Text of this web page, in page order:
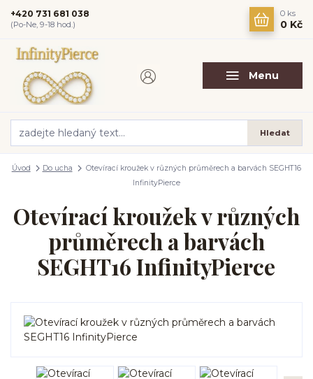
Menu
Hledat
+420 731 681 038
(Po-Ne, 9-18 hod.)
0 ks
0 Kč
Úvod Do ucha
Otevírací kroužek v různých průměrech a barvách SEGHT16
InfinityPierce
Otevírací kroužek v různých
průměrech a barvách
SEGHT16 InfinityPierce